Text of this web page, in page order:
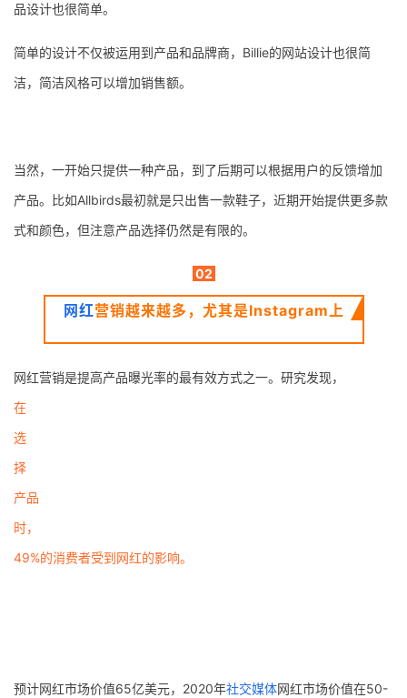
品设计也很简单。
简单的设计不仅被运用到产品和品牌商，Billie的网站设计也很简
洁，简洁风格可以增加销售额。
当然，一开始只提供一种产品，到了后期可以根据用户的反馈增加
产品。比如Allbirds最初就是只出售一款鞋子，近期开始提供更多款
式和颜色，但注意产品选择仍然是有限的。
02
网红营销越来越多，尤其是Instagram上
网红营销是提高产品曝光率的最有效方式之一。研究发现，
在
选
择
产品
时，
49%的消费者受到网红的影响。
预计网红市场价值65亿美元，2020年社交媒体网红市场价值在50-